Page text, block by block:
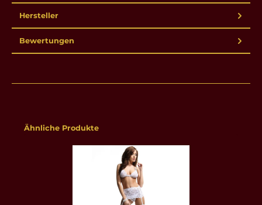
Hersteller
Bewertungen
Produktgalerie überspringen
Ähnliche Produkte